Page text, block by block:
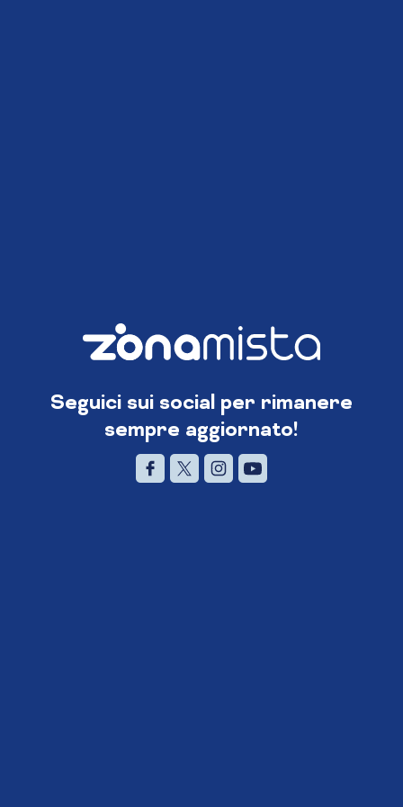
Seguici sui social per rimanere
sempre aggiornato!